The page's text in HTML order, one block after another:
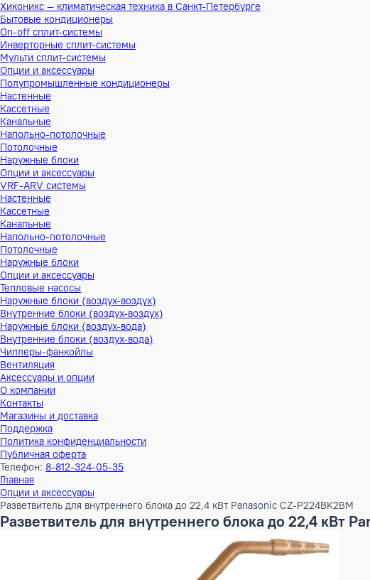
Хиконикс — климатическая техника в Санкт-Петербурге
Бытовые кондиционеры
On-off сплит-системы
Инверторные сплит-системы
Мульти сплит-системы
Опции и аксессуары
Полупромышленные кондиционеры
Настенные
Кассетные
Канальные
Напольно-потолочные
Потолочные
Наружные блоки
Опции и аксессуары
VRF-ARV системы
Настенные
Кассетные
Канальные
Напольно-потолочные
Потолочные
Наружные блоки
Опции и аксессуары
Тепловые насосы
Наружные блоки (воздух-воздух)
Внутренние блоки (воздух-воздух)
Наружные блоки (воздух-вода)
Внутренние блоки (воздух-вода)
Чиллеры-фанкойлы
Вентиляция
Аксессуары и опции
О компании
Контакты
Магазины и доставка
Поддержка
Политика конфиденциальности
Публичная оферта
Телефон:8-812-324-05-35
Разветвитель для внутреннего блока до 22,4 кВт Panasonic CZ-